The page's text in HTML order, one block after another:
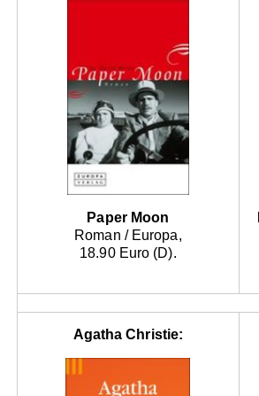
Paper Moon
Roman / Europa,
18.90 Euro (D).
Agatha Christie: